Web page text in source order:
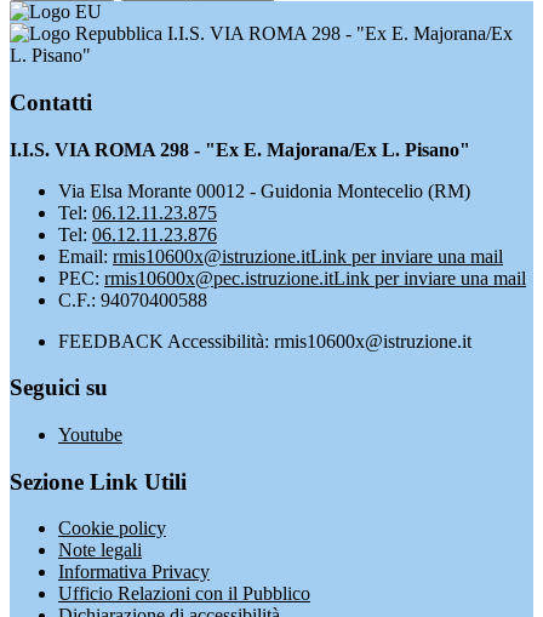
I.I.S. VIA ROMA 298 - "Ex E. Majorana/Ex
L. Pisano"
Contatti
I.I.S. VIA ROMA 298 - "Ex E. Majorana/Ex L. Pisano"
Via Elsa Morante 00012 - Guidonia Montecelio (RM)
Tel: 06.12.11.23.875
Tel: 06.12.11.23.876
Email: rmis10600x@istruzione.itLink per inviare una mail
PEC: rmis10600x@pec.istruzione.itLink per inviare una mail
C.F.: 94070400588
FEEDBACK Accessibilità: rmis10600x@istruzione.it
Seguici su
Youtube
Sezione Link Utili
Cookie policy
Note legali
Informativa Privacy
Ufficio Relazioni con il Pubblico